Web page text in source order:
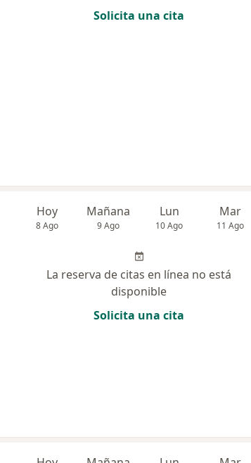
Solicita una cita
Hoy
8 Ago
Mañana
9 Ago
Lun
10 Ago
Mar
11 Ago
La reserva de citas en línea no está
disponible
Solicita una cita